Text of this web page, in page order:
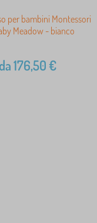
per bambini Montessori
Meadow - bianco
da176,50€